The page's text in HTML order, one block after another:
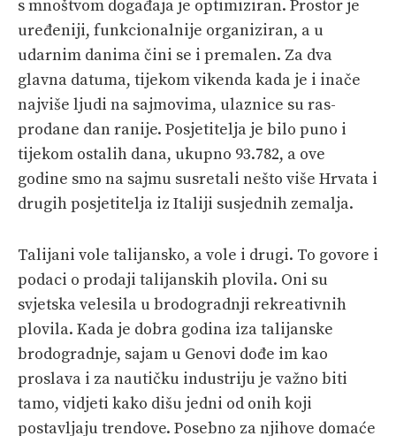
s mnoštvom događaja je optimiziran. Prostor je
uređeniji, funkcionalnije organiziran, a u
udarnim danima čini se i premalen. Za dva
glavna datuma, tijekom vikenda kada je i inače
najviše ljudi na sajmovima, ulaznice su ras-
prodane dan ranije. Posjetitelja je bilo puno i
tijekom ostalih dana, ukupno 93.782, a ove
godine smo na sajmu susretali nešto više Hrvata i
drugih posjetitelja iz Italiji susjednih zemalja.
Talijani vole talijansko, a vole i drugi. To govore i
podaci o prodaji talijanskih plovila. Oni su
svjetska velesila u brodogradnji rekreativnih
plovila. Kada je dobra godina iza talijanske
brodogradnje, sajam u Genovi dođe im kao
proslava i za nautičku industriju je važno biti
tamo, vidjeti kako dišu jedni od onih koji
postavljaju trendove. Posebno za njihove domaće